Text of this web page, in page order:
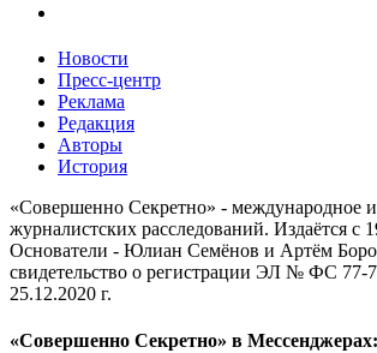
Новости
Пресс-центр
Реклама
Редакция
Авторы
История
«Совершенно Секретно» - международное
журналистских расследований. Издаётся с
Основатели - Юлиан Семёнов и Артём
свидетельство о регистрации ЭЛ № ФС 77-
25.12.2020 г.
«Совершенно Секретно» в Мессенджерах: